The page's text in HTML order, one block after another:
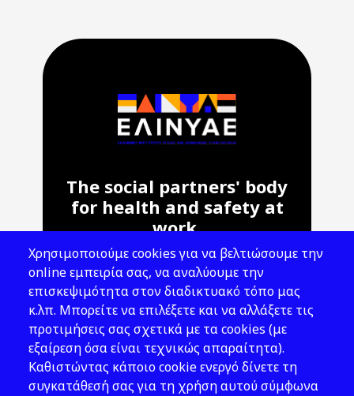
The social partners' body
for health and safety at
work.
Address: 143 Liosion & 6 Thirsiou, 104
45, Athens
T: 210 82 00 100
e: info@elinyae.gr
Follow Us
Χρησιμοποιούμε cookies για να βελτιώσουμε την
online εμπειρία σας, να αναλύουμε την
επισκεψιμότητα στον διαδικτυακό τόπο μας
κ.λπ. Μπορείτε να επιλέξετε και να αλλάξετε τις
προτιμήσεις σας σχετικά με τα cookies (με
εξαίρεση όσα είναι τεχνικώς απαραίτητα).
Καθιστώντας κάποιο cookie ενεργό δίνετε τη
συγκατάθεσή σας για τη χρήση αυτού σύμφωνα